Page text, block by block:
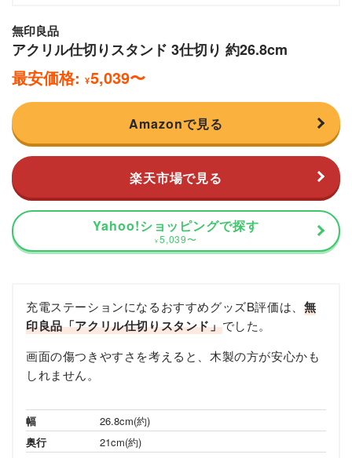
無印良品
アクリル仕切りスタンド 3仕切り 約26.8cm
最安価格: ¥5,039〜
Amazonで見る
楽天市場で見る
Yahoo!ショッピングで探す
¥ 5,039〜
充電ステーションになるおすすめグッズB評価は、 無
印良品「アクリル仕切りスタンド」でした。
画面の傷つきやすさを考えると、木製の方が安心かも
しれません。
幅
26.8cm(約)
奥行
21cm(約)